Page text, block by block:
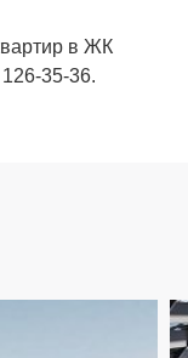
в ЖК
35-36.